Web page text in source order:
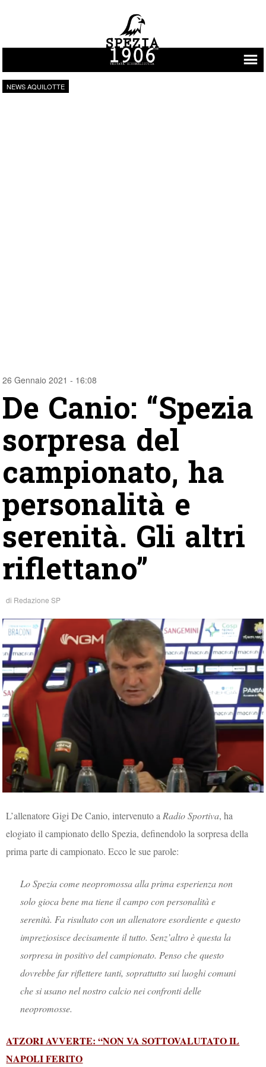
Vai al contenuto
NEWS AQUILOTTE
26 Gennaio 2021 - 16:08
De Canio: “Spezia
sorpresa del
campionato, ha
personalità e
serenità. Gli altri
riflettano”
di Redazione SP
L’allenatore Gigi De Canio, intervenuto a Radio Sportiva, ha
elogiato il campionato dello Spezia, definendolo la sorpresa della
prima parte di campionato. Ecco le sue parole:
Lo Spezia come neopromossa alla prima esperienza non
solo gioca bene ma tiene il campo con personalità e
serenità. Fa risultato con un allenatore esordiente e questo
impreziosisce decisamente il tutto. Senz’altro è questa la
sorpresa in positivo del campionato. Penso che questo
dovrebbe far riflettere tanti, soprattutto sui luoghi comuni
che si usano nel nostro calcio nei confronti delle
neopromosse.
ATZORI AVVERTE: “NON VA SOTTOVALUTATO IL
NAPOLI FERITO